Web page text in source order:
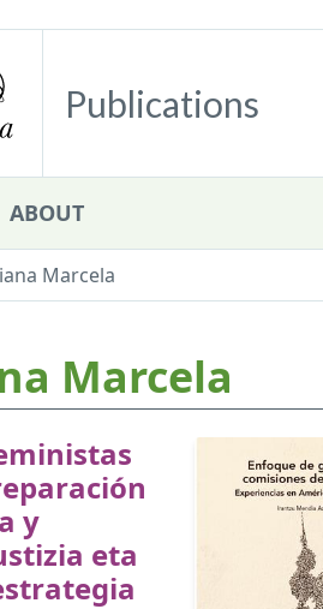
Publications
ABOUT
Marcela
Marcela
y
eta